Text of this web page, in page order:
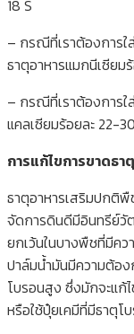
18 S
– กรณีที่เราต้องการใ
ธาตุอาหารแมกนีเซียม
– กรณีที่เราต้องการใ
แคลเซียมร้อยละ 22-
การแก้ไขการขาดธ
ธาตุอาหารเสริมปกติ
จัดการดินดีมีอินทรีย์วั
ยกเว้นในบางพืชที่มีค
ปาล์มน้ำมันมีความต้อ
โบรอนสูง ซึ่งมักจะแก้
หรือใช้ปุ๋ยเคมีที่มีธาตุโ